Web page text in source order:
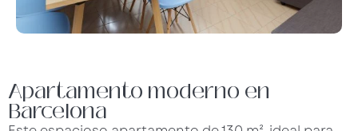
Apartamento moderno en
Barcelona